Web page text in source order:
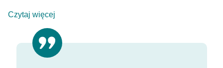
O nas
Kontakt
O projekcie
tomu Niedziela palm
1928). W późniejszej twórczości zwraca uwagę nurt
bergsonizmu oraz wpływy pism mistyków (por.Orzeł
, niektóre utwory z pośmiertnego tomu
Czytaj więcej